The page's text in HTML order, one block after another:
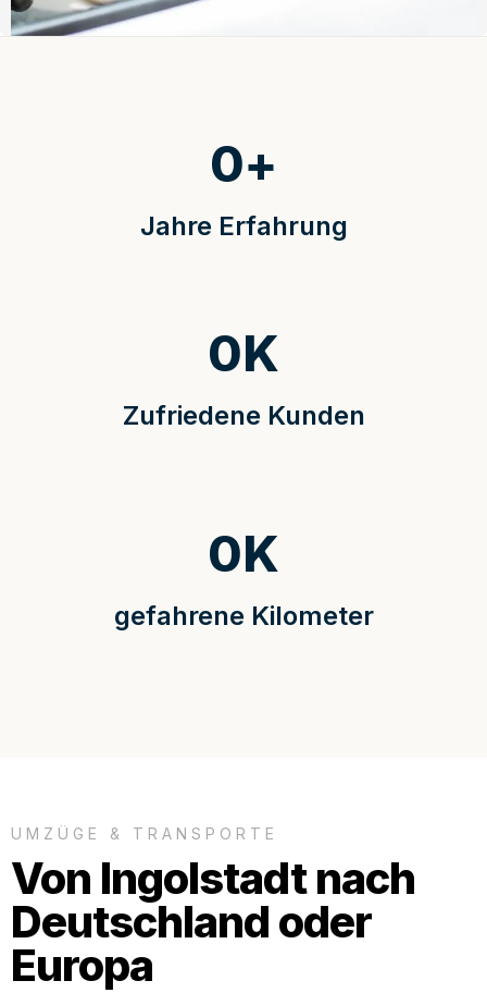
Jahre Erfahrung
0+
Zufriedene Kunden
0K
gefahrene Kilometer
0K
UMZÜGE & TRANSPORTE
Von Ingolstadt nach
Deutschland oder
Europa